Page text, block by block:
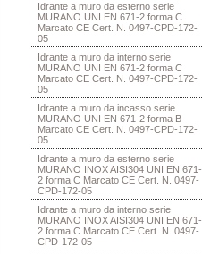
Idrante a muro da esterno serie
MURANO UNI EN 671-2 forma C
Marcato CE Cert. N. 0497-CPD-172-
05
Idrante a muro da interno serie
MURANO UNI EN 671-2 forma C
Marcato CE Cert. N. 0497-CPD-172-
05
Idrante a muro da incasso serie
MURANO UNI EN 671-2 forma B
Marcato CE Cert. N. 0497-CPD-172-
05
Idrante a muro da esterno serie
MURANO INOX AISI304 UNI EN 671-
2 forma C Marcato CE Cert. N. 0497-
CPD-172-05
Idrante a muro da interno serie
MURANO INOX AISI304 UNI EN 671-
2 forma C Marcato CE Cert. N. 0497-
CPD-172-05